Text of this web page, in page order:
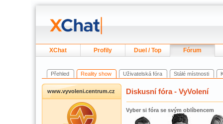
XChat Profily Duel / Top Fórum
Přehled Reality show Uživatelská fóra Stálé místnosti
www.vyvoleni.centrum.cz Diskusní fóra - VyVolení
Vyber si fóra se svým oblíbencem